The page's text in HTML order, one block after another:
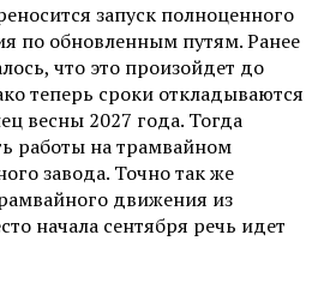
запуск полноценного
по обновленным путям. Ранее
что это произойдет до
теперь сроки откладываются
весны 2027 года. Тогда
работы на трамвайном
завода. Точно так же
движения из
начала сентября речь идет